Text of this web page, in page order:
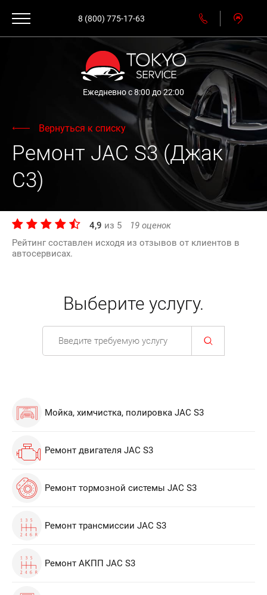
8 (800) 775-17-63
Ежедневно с 8:00 до 22:00
Вернуться к списку
Ремонт JAC S3 (Джак
С3)
4,9 из 5 19 оценок
Рейтинг составлен исходя из отзывов от клиентов в
автосервисах.
Выберите услугу.
Мойка, химчистка, полировка JAC S3
Ремонт двигателя JAC S3
Ремонт тормозной системы JAC S3
Ремонт трансмиссии JAC S3
Ремонт АКПП JAC S3